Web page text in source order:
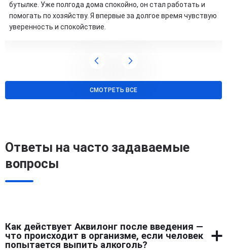
бутылке. Уже полгода дома спокойно, он стал работать и
помогать по хозяйству. Я впервые за долгое время чувствую
уверенность и спокойствие.
СМОТРЕТЬ ВСЕ
Ответы на часто задаваемые
вопросы
Как действует Аквилонг после введения —
что происходит в организме, если человек
попытается выпить алкоголь?